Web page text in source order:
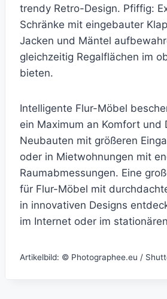
trendy Retro-Design. Pfiffig:
Schränke mit eingebauter
Jacken und Mäntel
gleichzeitig Regalflächen im
bieten.
Intelligente Flur-Möbel
ein Maximum an Komfort und
Neubauten mit größeren
oder in Mietwohnungen mit
Raumabmessungen. Eine
für Flur-Möbel mit
in innovativen Designs
im Internet oder im
Artikelbild: © Photographee.eu /